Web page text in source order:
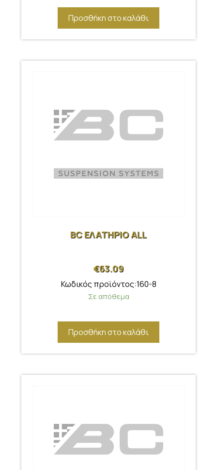
Προσθήκη στο καλάθι
BC ΕΛΑΤΗΡΙΟ ALL
€63.09
Κωδικός προϊόντος:160-8
Σε απόθεμα
Προσθήκη στο καλάθι